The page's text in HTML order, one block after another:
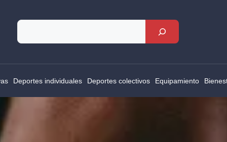
Rechercher
Deportes individuales Deportes colectivos Equipamiento